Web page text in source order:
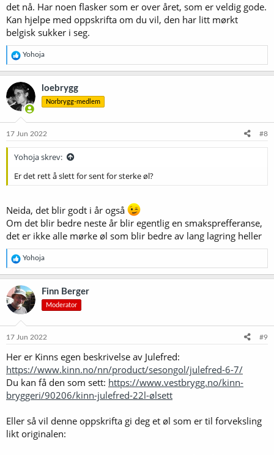
det nå. Har noen flasker som er over året, som er veldig gode.
Kan hjelpe med oppskrifta om du vil, den har litt mørkt
belgisk sukker i seg.
R
e
a
k
s
j
o
e
Yohoja
loebrygg
Norbrygg-medlem
17 Jun 2022 #8
Yohoja skrev:
Er det rett å slett for sent for sterke øl?
Neida, det blir godt i år også
Om det blir bedre neste år blir egentlig en smaksprefferanse,
det er ikke alle mørke øl som blir bedre av lang lagring heller
R
e
a
k
s
j
o
e
Yohoja
Finn Berger
Moderator
17 Jun 2022 #9
Her er Kinns egen beskrivelse av Julefred:
https://www.kinn.no/nn/product/sesongol/julefred-6-7/
Du kan få den som sett: https://www.vestbrygg.no/kinn-
bryggeri/90206/kinn-julefred-22l-ølsett
Eller så vil denne oppskrifta gi deg et øl som er til forveksling
likt originalen: